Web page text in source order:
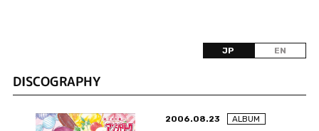
JP EN
DISCOGRAPHY
2006.08.23 ALBUM